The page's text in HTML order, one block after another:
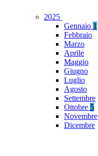
2025
Gennaio 1
Febbraio
Marzo
Aprile
Maggio
Giugno
Luglio
Agosto
Settembre
Ottobre 5
Novembre
Dicembre